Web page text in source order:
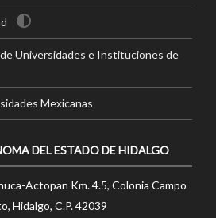
Universidades e Instituciones de
Mexicanas
DEL ESTADO DE HIDALGO
Actopan Km. 4.5, Colonia Campo
Hidalgo, C.P. 42039